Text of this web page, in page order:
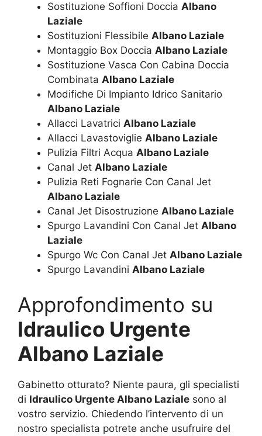
Sostituzione Soffioni Doccia Albano
Laziale
Sostituzioni Flessibile Albano Laziale
Montaggio Box Doccia Albano Laziale
Sostituzione Vasca Con Cabina Doccia
Combinata Albano Laziale
Modifiche Di Impianto Idrico Sanitario
Albano Laziale
Allacci Lavatrici Albano Laziale
Allacci Lavastoviglie Albano Laziale
Pulizia Filtri Acqua Albano Laziale
Canal Jet Albano Laziale
Pulizia Reti Fognarie Con Canal Jet
Albano Laziale
Canal Jet Disostruzione Albano Laziale
Spurgo Lavandini Con Canal Jet Albano
Laziale
Spurgo Wc Con Canal Jet Albano Laziale
Spurgo Lavandini Albano Laziale
Approfondimento su
Idraulico Urgente
Albano Laziale
Gabinetto otturato? Niente paura, gli specialisti
di Idraulico Urgente Albano Laziale sono al
vostro servizio. Chiedendo l’intervento di un
nostro specialista potrete anche usufruire del